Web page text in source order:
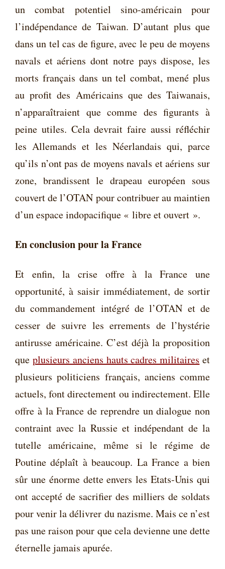
un combat potentiel sino-américain pour
l’indépendance de Taiwan. D’autant plus que
dans un tel cas de figure, avec le peu de moyens
navals et aériens dont notre pays dispose, les
morts français dans un tel combat, mené plus
au profit des Américains que des Taiwanais,
n’apparaîtraient que comme des figurants à
peine utiles. Cela devrait faire aussi réfléchir
les Allemands et les Néerlandais qui, parce
qu’ils n’ont pas de moyens navals et aériens sur
zone, brandissent le drapeau européen sous
couvert de l’OTAN pour contribuer au maintien
d’un espace indopacifique « libre et ouvert ».
En conclusion pour la France
Et enfin, la crise offre à la France une
opportunité, à saisir immédiatement, de sortir
du commandement intégré de l’OTAN et de
cesser de suivre les errements de l’hystérie
antirusse américaine. C’est déjà la proposition
que plusieurs anciens hauts cadres militaires et
plusieurs politiciens français, anciens comme
actuels, font directement ou indirectement. Elle
offre à la France de reprendre un dialogue non
contraint avec la Russie et indépendant de la
tutelle américaine, même si le régime de
Poutine déplaît à beaucoup. La France a bien
sûr une énorme dette envers les Etats-Unis qui
ont accepté de sacrifier des milliers de soldats
pour venir la délivrer du nazisme. Mais ce n’est
pas une raison pour que cela devienne une dette
éternelle jamais apurée.